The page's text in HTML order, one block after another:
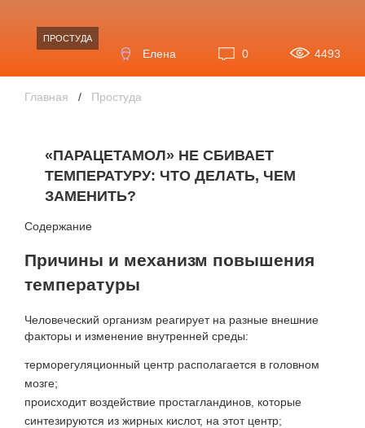
ПРОСТУДА
4493
0
Елена
Главная / Простуда
«ПАРАЦЕТАМОЛ» НЕ СБИВАЕТ
ТЕМПЕРАТУРУ: ЧТО ДЕЛАТЬ, ЧЕМ
ЗАМЕНИТЬ?
Содержание
Причины и механизм повышения
температуры
Человеческий организм реагирует на разные внешние
факторы и изменение внутренней среды:
терморегуляционный центр располагается в головном
мозге;
происходит воздействие простагландинов, которые
синтезируются из жирных кислот, на этот центр;